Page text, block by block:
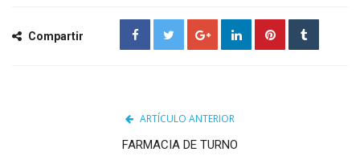
Compartir
ARTÍCULO ANTERIOR
FARMACIA DE TURNO